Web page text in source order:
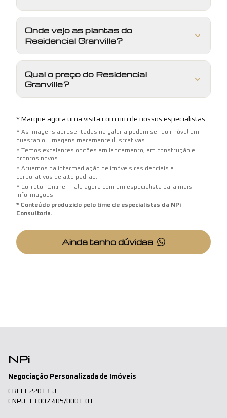
Onde vejo as plantas do
Residencial Granville?
Qual o preço do Residencial
Granville?
* Marque agora uma visita com um de nossos especialistas.
* As imagens apresentadas na galeria podem ser do imóvel em
questão ou imagens meramente ilustrativas.
* Temos excelentes opções em lançamento, em construção e
prontos novos
* Atuamos na intermediação de imóveis residenciais e
corporativos de alto padrão.
* Corretor Online - Fale agora com um especialista para mais
informações.
* Conteúdo produzido pelo time de especialistas da NPi
Consultoria.
Ainda tenho dúvidas
NPi
Negociação Personalizada de Imóveis
CRECI: 22013-J
CNPJ: 13.007.405/0001-01